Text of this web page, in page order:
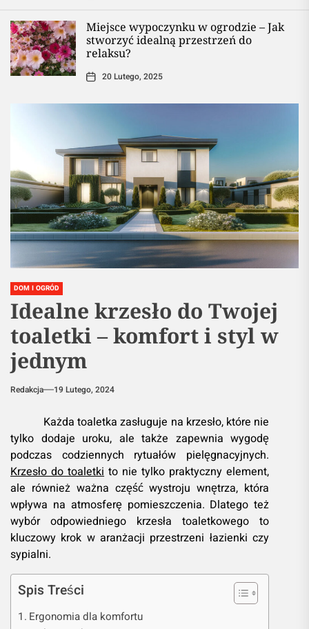
Miejsce wypoczynku w ogrodzie – Jak
stworzyć idealną przestrzeń do
relaksu?
20 Lutego, 2025
DOM I OGRÓD
Idealne krzesło do Twojej
toaletki – komfort i styl w
jednym
Redakcja 19 Lutego, 2024
Każda toaletka zasługuje na krzesło, które nie
tylko dodaje uroku, ale także zapewnia wygodę
podczas codziennych rytuałów pielęgnacyjnych.
Krzesło do toaletki to nie tylko praktyczny element,
ale również ważna część wystroju wnętrza, która
wpływa na atmosferę pomieszczenia. Dlatego też
wybór odpowiedniego krzesła toaletkowego to
kluczowy krok w aranżacji przestrzeni łazienki czy
sypialni.
Spis Treści
Ergonomia dla komfortu